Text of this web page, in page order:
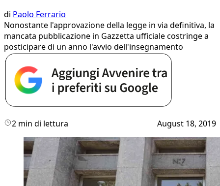
di Paolo Ferrario
Nonostante l'approvazione della legge in via definitiva, la
mancata pubblicazione in Gazzetta ufficiale costringe a
posticipare di un anno l'avvio dell'insegnamento
2 min di lettura August 18, 2019